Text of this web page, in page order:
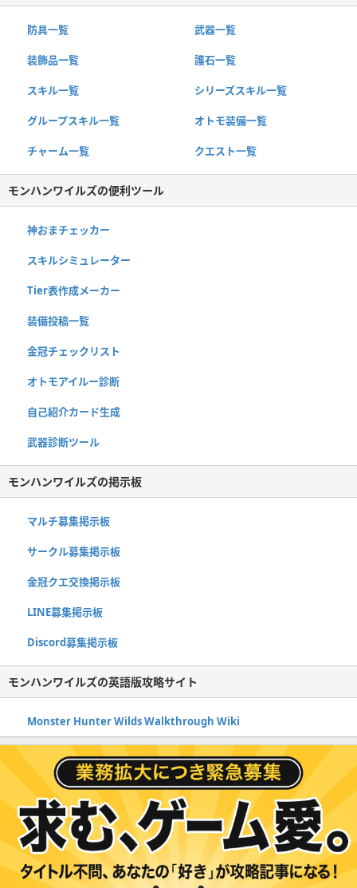
防具一覧 武器一覧
装飾品一覧 護石一覧
スキル一覧 シリーズスキル一覧
グループスキル一覧 オトモ装備一覧
チャーム一覧 クエスト一覧
モンハンワイルズの便利ツール
神おまチェッカー
スキルシミュレーター
Tier表作成メーカー
装備投稿一覧
金冠チェックリスト
オトモアイルー診断
自己紹介カード生成
武器診断ツール
モンハンワイルズの掲示板
マルチ募集掲示板
サークル募集掲示板
金冠クエ交換掲示板
LINE募集掲示板
Discord募集掲示板
モンハンワイルズの英語版攻略サイト
Monster Hunter Wilds Walkthrough Wiki